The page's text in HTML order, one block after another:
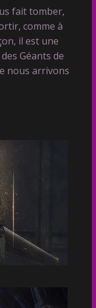
fait tomber,
comme à
il est une
Géants de
nous arrivons